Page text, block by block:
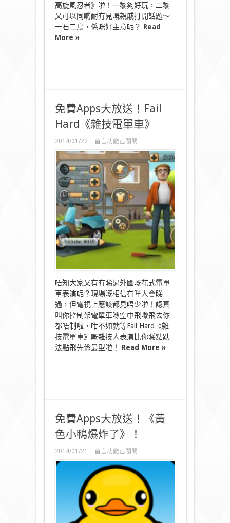
高旋風忍者》啦！一黎夠好玩，二黎
又可以同啲耐冇見嘅親戚打開話題～
一石二鳥，係咪好主意呢？ Read
More »
免費Apps大放送！Fail
Hard《雜技電單車》
2014/01/22
在
〈免
費
Apps
大
放
送！
Fail
Hard《雜
技
電
單
車》〉
中
留言功能已關閉
唔知大家又有冇睇過外國嘅花式電單
車表演呢？現場嘅相信冇咩人會睇
過，但電視上應該都見唔少啦！認真
叫你控制架電單車喺空中飛嚟飛去你
都唔制啦，咁不如就等Fail Hard《雜
技電單車》嘅雜技人表演比你睇點趺
法點飛先係最型啦！ Read More »
免費Apps大放送！《黃
色小鴨爆炸了》！
2014/01/21
在
〈免
費
Apps
放
送！
《黃
色
留言功能已關閉